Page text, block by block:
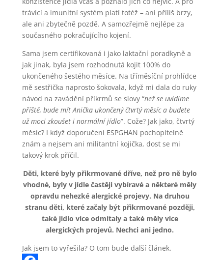
trávicí a imunitní systém platí totéž – ani příliš brzy,
ale ani zbytečně pozdě. A samozřejmě nejlépe za
současného pokračujícího kojení.
Sama jsem certifikovaná i jako laktační poradkyně a
jak jinak, byla jsem rozhodnutá kojit 100% do
ukončeného šestého měsíce. Na tříměsíční prohlídce
mě sestřička naprosto šokovala, když mi dala do ruky
návod na zavádění příkrmů se slovy “než se uvidíme
příště, bude mít Anička ukončený čtvrtý měsíc a budete
už moci zkoušet i normální jídlo”. Cože? Jak jako, čtvrtý
měsíc? I když doporučení ESPGHAN pochopitelně
znám a nejsem ani militantní kojička, dost se mi
takový krok příčil.
Děti, které byly přikrmované dříve, než pro ně bylo
vhodné, byly v jídle častěji vybíravé a některé měly
opravdu nehezké alergické projevy. Na druhou
stranu děti, které začaly být přikrmované později,
také jídlo více odmítaly a také měly více
alergických projevů. Nechci ani jedno.
Jak jsem to vyřešila? O tom bude další článek.